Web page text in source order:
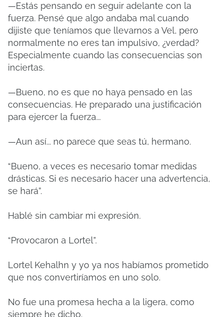
—Estás pensando en seguir adelante con la
fuerza. Pensé que algo andaba mal cuando
dijiste que teníamos que llevarnos a Vel, pero
normalmente no eres tan impulsivo, ¿verdad?
Especialmente cuando las consecuencias son
inciertas.
—Bueno, no es que no haya pensado en las
consecuencias. He preparado una justificación
para ejercer la fuerza...
—Aun así... no parece que seas tú, hermano.
“Bueno, a veces es necesario tomar medidas
drásticas. Si es necesario hacer una advertencia,
se hará”.
Hablé sin cambiar mi expresión.
“Provocaron a Lortel”.
Lortel Kehalhn y yo ya nos habíamos prometido
que nos convertiríamos en uno solo.
No fue una promesa hecha a la ligera, como
siempre he dicho.